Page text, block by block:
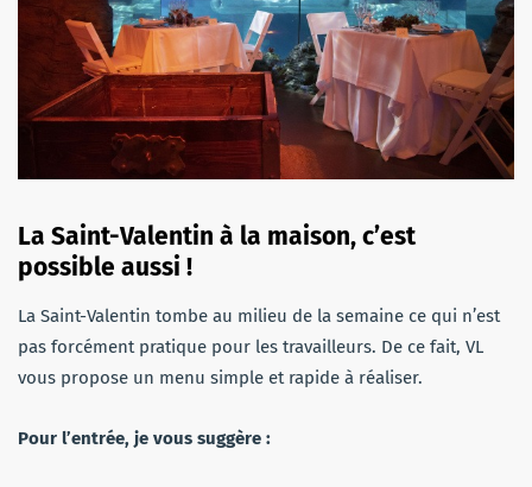
La Saint-Valentin à la maison, c’est
possible aussi !
La Saint-Valentin tombe au milieu de la semaine ce qui n’est
pas forcément pratique pour les travailleurs. De ce fait, VL
vous propose un menu simple et rapide à réaliser.
Pour l’entrée, je vous suggère :